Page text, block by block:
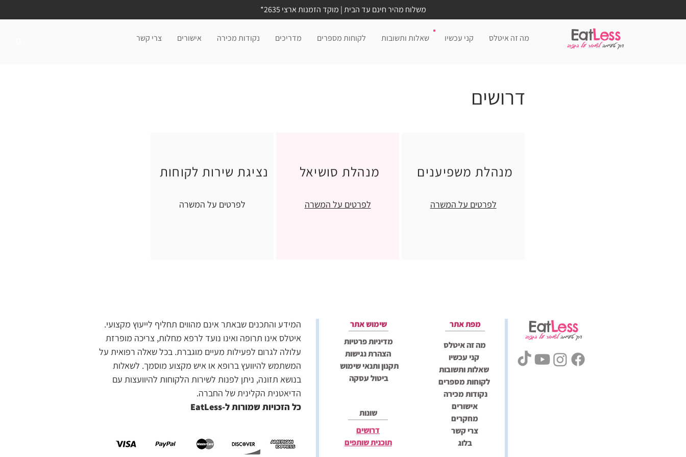
משלוח מהיר חינם עד הבית | מוקד הזמנות ארצי 2635*
מה זה איטלס קני עכשיו שאלות ותשובות לקוחות מספרים מדריכים נקודות מכירה אישורים צרי קשר
דרך טעימהלשמור על הגזרה
EatLess
דרושים
נציגת שירות לקוחות
לפרטים על המשרה
מנהלת סושיאל
לפרטים על המשרה
מנהלת משפיענים
לפרטים על המשרה
המידע והתכנים שבאתר אינם מהווים תחליף לייעוץ מקצועי.
איטלס אינו תרופה ואינו נועד לרפא מחלות, צריכה מופרזת
עלולה לגרום לפעילות מעיים מוגברת. בכל שאלה רפואית על
המשתמש להיוועץ ברופא או איש מקצוע מוסמך. לשאלות
בנושא תזונה, ניתן לפנות לשירות הלקוחות להיוועצות עם
הדיאטנית הקלינית של החברה.
כל הזכויות שמורות ל-EatLess
שימוש אתר
מדיניות פרטיות
הצהרת נגישות
תקנון ותנאי שימוש
ביטול עסקה
שונות
דרושים
תוכנית שותפים
מפת אתר
מה זה איטלס
קני עכשיו
שאלות ותשובות
לקוחות מספרים
נקודות מכירה
אישורים
מחקרים
צרי קשר
בלוג
דרך טעימהלשמור על הגזרה
EatLess